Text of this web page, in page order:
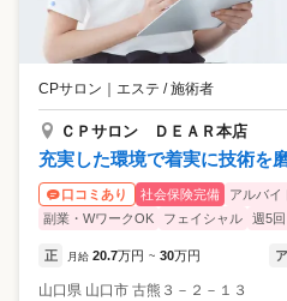
CPサロン エステ / 施術者
ＣＰサロン ＤＥＡＲ本店
充実した環境で着実に技術を
口コミあり 社会保険完備 アルバイ
副業・WワークOK
フェイシャル 週5回
正 月給 20.7万円 ~ 30万円 ア
山口県 山口市 古熊３－２－１３